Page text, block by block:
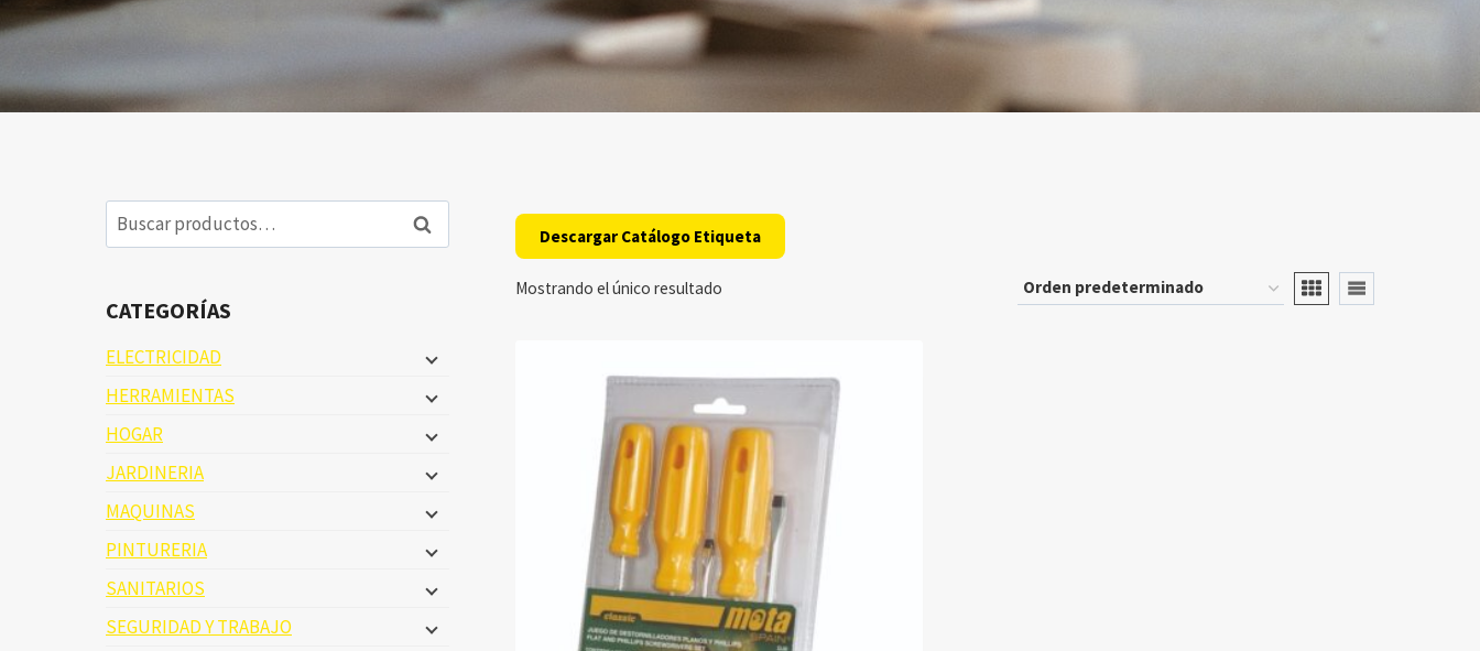
Descargar Catálogo Etiqueta
Mostrando el único resultado
Buscar
por:
Buscar
CATEGORÍAS
ELECTRICIDAD
HERRAMIENTAS
HOGAR
JARDINERIA
MAQUINAS
PINTURERIA
SANITARIOS
SEGURIDAD Y TRABAJO